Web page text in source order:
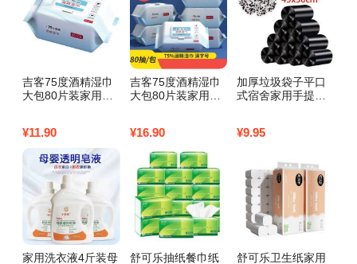
吉客75度酒精湿巾
大包80片装家用一
¥11.90
吉客75度酒精湿巾
大包80片装家用一
¥16.90
加厚垃圾袋子平口
式宿舍家用手提袋
【100只】
¥9.95
家用洗衣液4斤装母 舒可乐抽纸餐巾纸 舒可乐卫生纸家用